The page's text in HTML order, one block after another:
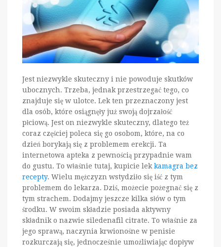
Jest niezwykle skuteczny i nie powoduje skutków
ubocznych. Trzeba, jednak przestrzegać tego, co
znajduje się w ulotce. Lek ten przeznaczony jest
dla osób, które osiągnęły już swoją dojrzałość
płciową. Jest on niezwykle skuteczny, dlatego też
coraz częściej poleca się go osobom, które, na co
dzień borykają się z problemem erekcji. Ta
internetowa apteka z pewnością przypadnie wam
do gustu. To właśnie tutaj, kupicie lekkamagra bez
recepty. Wielu mężczyzn wstydziło się iść z tym
problemem do lekarza. Dziś, możecie pożegnać się z
tym strachem. Dodajmy jeszcze kilka słów o tym
środku. W swoim składzie posiada aktywny
składnik o nazwie siledenafil citrate. To właśnie za
jego sprawą, naczynia krwionośne w penisie
rozkurczają się, jednocześnie umożliwiając dopływ